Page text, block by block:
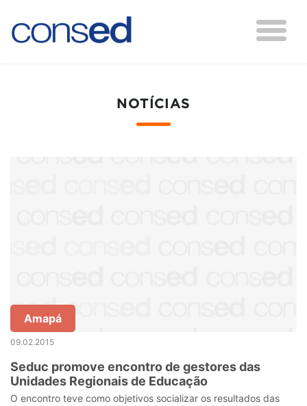
NOTÍCIAS
Amapá
09.02.2015
Seduc promove encontro de gestores das
Unidades Regionais de Educação
O encontro teve como objetivos socializar os resultados das